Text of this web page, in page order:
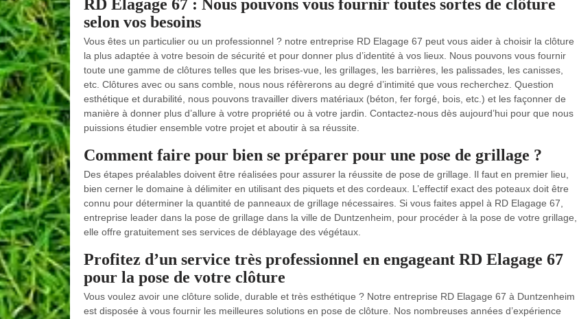
RD Elagage 67 : Nous pouvons vous fournir toutes sortes de clôture
selon vos besoins
Vous êtes un particulier ou un professionnel ? notre entreprise RD Elagage 67 peut vous aider à choisir la clôture
la plus adaptée à votre besoin de sécurité et pour donner plus d’identité à vos lieux. Nous pouvons vous fournir
toute une gamme de clôtures telles que les brises-vue, les grillages, les barrières, les palissades, les canisses,
etc. Clôtures avec ou sans comble, nous nous réfèrerons au degré d’intimité que vous recherchez. Question
esthétique et durabilité, nous pouvons travailler divers matériaux (béton, fer forgé, bois, etc.) et les façonner de
manière à donner plus d’allure à votre propriété ou à votre jardin. Contactez-nous dès aujourd’hui pour que nous
puissions étudier ensemble votre projet et aboutir à sa réussite.
Comment faire pour bien se préparer pour une pose de grillage ?
Des étapes préalables doivent être réalisées pour assurer la réussite de pose de grillage. Il faut en premier lieu,
bien cerner le domaine à délimiter en utilisant des piquets et des cordeaux. L’effectif exact des poteaux doit être
connu pour déterminer la quantité de panneaux de grillage nécessaires. Si vous faites appel à RD Elagage 67,
entreprise leader dans la pose de grillage dans la ville de Duntzenheim, pour procéder à la pose de votre grillage,
elle offre gratuitement ses services de déblayage des végétaux.
Profitez d’un service très professionnel en engageant RD Elagage 67
pour la pose de votre clôture
Vous voulez avoir une clôture solide, durable et très esthétique ? Notre entreprise RD Elagage 67 à Duntzenheim
est disposée à vous fournir les meilleures solutions en pose de clôture. Nos nombreuses années d’expérience